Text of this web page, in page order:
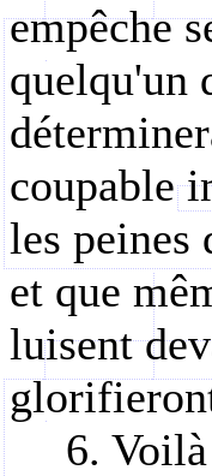
empêche
quelqu'un
coupable
les peines
et que
luisent
6.